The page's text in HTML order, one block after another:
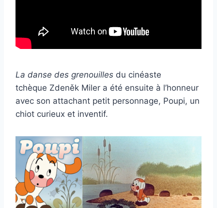
La danse des grenouilles du cinéaste
tchèque Zdeněk Miler a été ensuite à l’honneur
avec son attachant petit personnage, Poupi, un
chiot curieux et inventif.